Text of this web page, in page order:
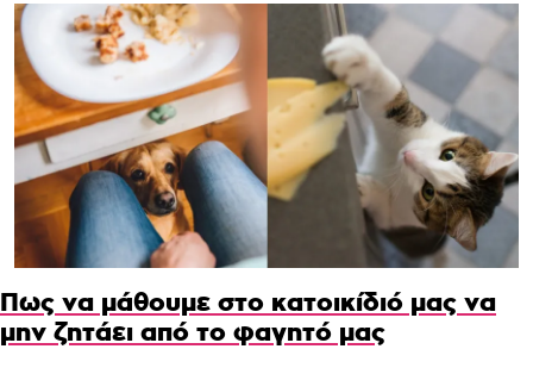
Πως να μάθουμε στο κατοικίδιό μας να
μην ζητάει από το φαγητό μας